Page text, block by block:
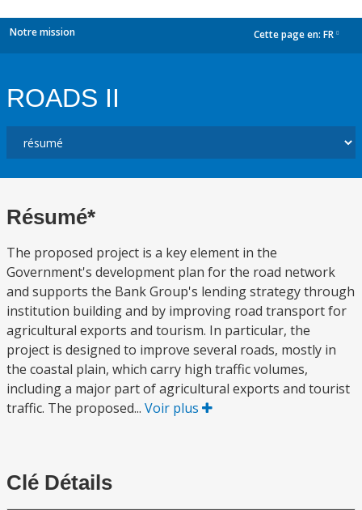
Notre mission Cette page en: FR
ROADS II
Résumé*
The proposed project is a key element in the
Government's development plan for the road network
and supports the Bank Group's lending strategy through
institution building and by improving road transport for
agricultural exports and tourism. In particular, the
project is designed to improve several roads, mostly in
the coastal plain, which carry high traffic volumes,
including a major part of agricultural exports and tourist
traffic. The proposed... Voir plus
Clé Détails